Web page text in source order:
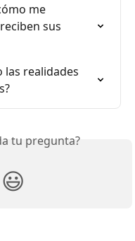
me
sus
las realidades
tu pregunta?
😃